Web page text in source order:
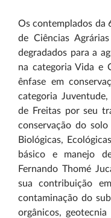
Os contemplados da
de Ciências
degradados para a
na categoria Vida e
ênfase em
categoria
de Freitas por seu
conservação do
Biológicas,
básico e manejo
Fernando Thomé
sua contribuição
contaminação do
orgânicos,